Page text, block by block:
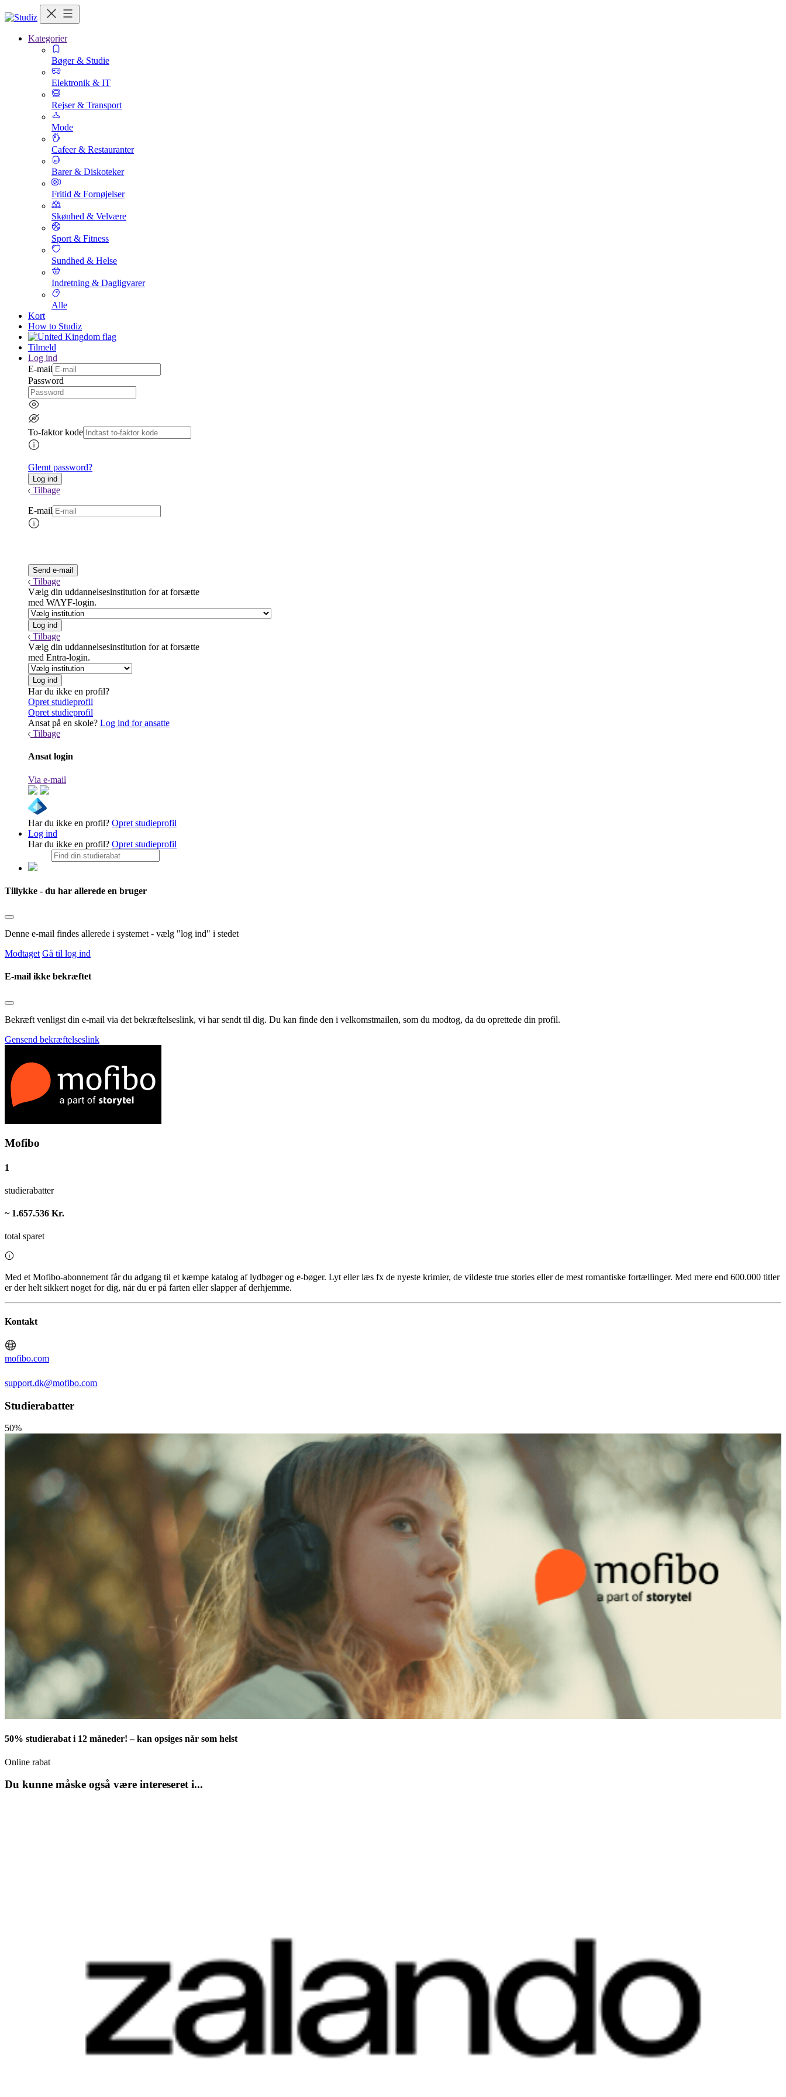
Kategorier
Bøger & Studie
Elektronik & IT
Rejser & Transport
Mode
Cafeer & Restauranter
Barer & Diskoteker
Fritid & Fornøjelser
Skønhed & Velvære
Sport & Fitness
Sundhed & Helse
Indretning & Dagligvarer
Alle
Kort
How to Studiz
Tilmeld
Log ind
E-mail
Password
To-faktor kode
Glemt password?
Tilbage
E-mail
Tilbage
Vælg din uddannelsesinstitution for at forsætte
med WAYF-login.
Tilbage
Vælg din uddannelsesinstitution for at forsætte
med Entra-login.
Har du ikke en profil?
Opret studieprofil
Opret studieprofil
Ansat på en skole? Log ind for ansatte
Tilbage
Ansat login
Via e-mail
Har du ikke en profil? Opret studieprofil
Log ind
Har du ikke en profil? Opret studieprofil
Tillykke - du har allerede en bruger
Denne e-mail findes allerede i systemet - vælg "log ind" i stedet
Modtaget Gå til log ind
E-mail ikke bekræftet
Bekræft venligst din e-mail via det bekræftelseslink, vi har sendt til dig. Du kan finde den i velkomstmailen, som du modtog, da du oprettede din profil.
Gensend bekræftelseslink
Mofibo
1
studierabatter
~ 1.657.536 Kr.
total sparet
Med et Mofibo-abonnement får du adgang til et kæmpe katalog af lydbøger og e-bøger. Lyt eller læs fx de nyeste krimier, de vildeste true stories eller de mest romantiske fortællinger. Med mere end 600.000 titler
er der helt sikkert noget for dig, når du er på farten eller slapper af derhjemme.
Kontakt
mofibo.com
support.dk@mofibo.com
Studierabatter
50%
50% studierabat i 12 måneder! – kan opsiges når som helst
Online rabat
Du kunne måske også være intereseret i...